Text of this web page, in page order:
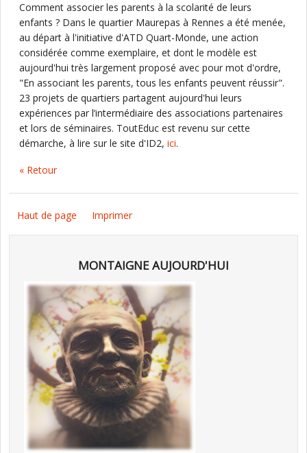
Comment associer les parents à la scolarité de leurs
enfants ? Dans le quartier Maurepas à Rennes a été menée,
au départ à l'initiative d'ATD Quart-Monde, une action
considérée comme exemplaire, et dont le modèle est
aujourd'hui très largement proposé avec pour mot d'ordre,
"En associant les parents, tous les enfants peuvent réussir".
23 projets de quartiers partagent aujourd'hui leurs
expériences par l’intermédiaire des associations partenaires
et lors de séminaires. ToutEduc est revenu sur cette
démarche, à lire sur le site d'ID2, ici.
« Retour
Haut de page Imprimer
MONTAIGNE AUJOURD'HUI